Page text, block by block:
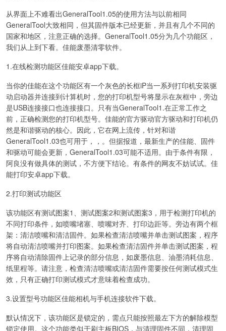
从界面上不难看出GeneralTool1.05的使用方法与以前相同
GeneralTool大致相同，但其固件版本已经更新，并且有几个不同的
国家和地区，注意正确的选择。GeneralTool1.05分为几个功能区，
我们从上到下看。佳能废墨清零软件。
1.在线检测功能区佳能安卓app下载。
当你的佳能在这个功能区有一个灰色的长框iP当一系列打印机安装驱
动启动器并连接到计算机时，您的打印机型号将显示在灰框中，旁边
是USB连接接口也连接接口。只有当GeneralTool1.在正常工作之
前，正确检测您的打印机型号。佳能的官方驱动官方驱动和打印机仍
然是和谐驱动的核心。因此，它在网上流传，针对和谐
GeneralTool1.03也可用于，，。但据报道，最新生产的佳能、固件
和驱动可能会更新，GeneralTool1.03可能不适用。由于条件有限，
阿良没有做具体的测试，不方便下结论。有条件的网友不妨试试。佳
能打印安卓app下载。
2.打印测试功能区
该功能区有测试图案1、测试图案2和测试图案3，用于检测打印机的
不同打印条件，如喷嘴堵塞、喷嘴对齐、打印边距等。旁边有两个框
架：清洁喷嘴和清洁固件。如果检查清洁喷嘴并单击测试图案，程序
将自动清洁喷嘴并打印图案。如果检查清洁固件并单击测试图案，程
序将自动清除固件上记录的部分信息，如废墨信息、油墨消耗信息、
纸里程等。请注意，检查清洁喷嘴或清洁固件需要按任何测试模式生
效，只有正确打印测试模式才意味着检查成功。
3.设置型号功能区佳能相机与手机连接软件下载。
默认情况下，该功能区是锁定的，需点只能按照最左下方的解除模型
锁定使用。这个功能类似于刷主板BIOS，与清理固件不同，清理固